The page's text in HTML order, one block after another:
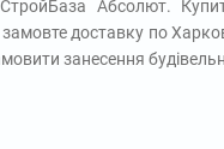
Абсолют.
доставку по
занесення